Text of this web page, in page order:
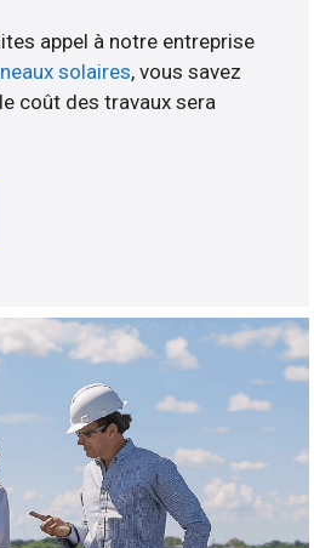
appel à notre entreprise
solaires, vous savez
coût des travaux sera